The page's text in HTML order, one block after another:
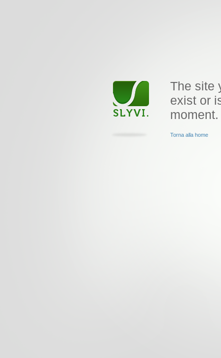
The site
exist or
moment.
Torna alla home